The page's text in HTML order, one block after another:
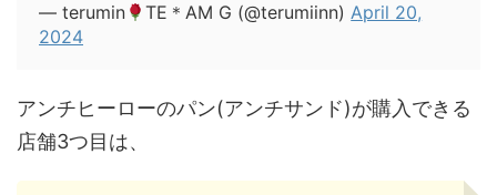
— terumin TE＊AM G (@terumiinn)April 20,
2024
アンチヒーローのパン(アンチサンド)が購入できる
店舗3つ目は、